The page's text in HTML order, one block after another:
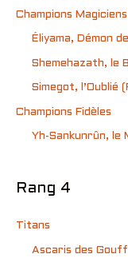
Champions Magiciens
Éliyama, Démon
Shemehazath, le
Simegot, l’Oublié
Champions Fidèles
Yh-Sankunrûn, le
Rang 4
Titans
Ascaris des